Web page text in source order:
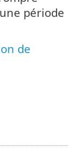
période
de